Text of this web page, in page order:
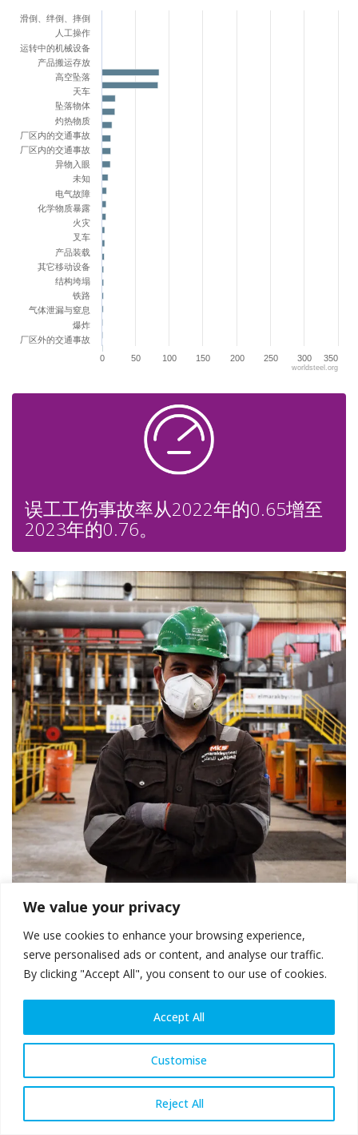
We value your privacy
We use cookies to enhance your browsing experience,
serve personalised ads or content, and analyse our traffic.
By clicking "Accept All", you consent to our use of cookies.
Customise
Reject All
Accept All
Bar chart with 23 bars.
View as data table, 2023年造成协力工误工工伤事故原因
The chart has 1 X axis displaying categories.
The chart has 1 Y axis displaying values. Range: 0 to 350.
滑倒、绊倒、摔倒
人工操作
运转中的机械设备
产品搬运存放
高空坠落
天车
坠落物体
灼热物质
厂区内的交通事故
厂区内的交通事故
异物入眼
未知
电气故障
化学物质暴露
火灾
叉车
产品装载
其它移动设备
结构垮塌
铁路
气体泄漏与窒息
爆炸
厂区外的交通事故
0
50 100 150 200 250 300 350
worldsteel.org
误工工伤事故率从2022年的0.65增至
2023年的0.76。
死亡事故分析
指经过医学专业人士认证的、由工伤造成的死亡。在计算死亡事故
率时，以每百万人时死亡事故数为准。